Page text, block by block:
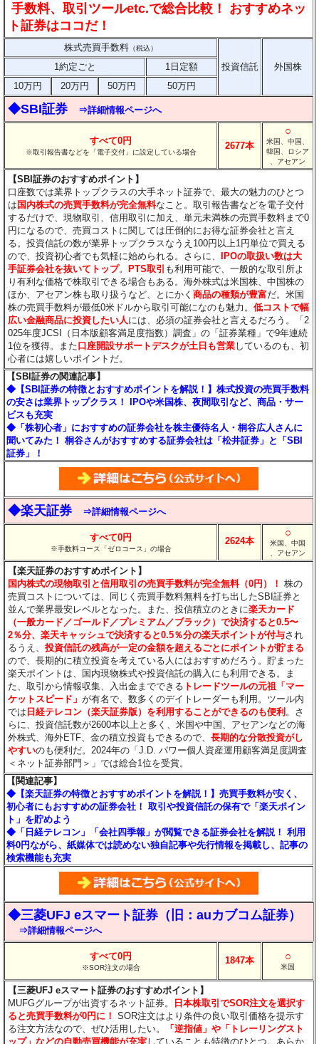
手数料、取引ツールetc.で総合比較！ おすすめネッ
ト証券はココだ！
株式売買手数料 （税込）
投資信託 外国株
1約定ごと
1日定額
10万円
20万円 50万円 50万円
◆SBI証券 ⇒詳細情報ページへ
すべて0円
※取引報告書などを「電子交付」に設定している場合
2677本
○
米国、中国、
韓国、ロシア
、アセアン
【SBI証券のおすすめポイント】
口座数では業界トップクラスの大手ネット証券で、最大の魅力のひとつ
は 国内株式の売買手数料が完全無料なこと。取引報告書などを電子交付
するだけで、現物取引、信用取引に加え、単元未満株の売買手数料まで0
円になるので、売買コストに関しては圧倒的にお得な証券会社と言え
る。投資信託の数が業界トップクラスなうえ100円以上1円単位で買える
ので、投資初心者でも気軽に始められる。さらに、
IPOの取扱い数は大
手証券会社を抜いてトップ。 PTS取引 も利用可能で、一般的な取引所よ
り有利な価格で株取引できる場合もある。海外株式は米国株、中国株の
ほか、アセアン株も取り扱うなど、とにかく商品の種類が豊富だ。米国
株の売買手数料が最低0米ドルから取引可能になのも魅力。低コストで幅
広い金融商品に投資したい人 には、必須の証券会社と言えるだろう。「2
025年度JCSI（日本版顧客満足度指数）調査」の「証券業種」で9年連続
1位を獲得。また口座開設サポートデスクが土日も営業しているのも、初
心者には嬉しいポイントだ。
【SBI証券の関連記事】
◆【SBI証券の特徴とおすすめポイントを解説！】株式投資の売買手数料
の安さは業界トップクラス！ IPOや米国株、夜間取引など、商品・サー
ビスも充実
◆「株初心者」におすすめの証券会社を株主優待名人・桐谷広人さんに
聞いてみた！ 桐谷さんがおすすめする証券会社は「松井証券」と「SBI
証券」！
◆楽天証券 ⇒詳細情報ページへ
すべて0円
※手数料コース「ゼロコース」の場合
2624本
○
米国、中国
、アセアン
【楽天証券のおすすめポイント】
国内株式の現物取引と信用取引の売買手数料が完全無料（0円）！ 株の
売買コストについては、同じく売買手数料無料を打ち出したSBI証券と
並んで業界最安レベルとなった。また、投信積立のときに楽天カード
（一般カード／ゴールド／プレミアム／ブラック）で決済すると0.5〜
2％分、楽天キャッシュで決済すると0.5％分の楽天ポイントが付与され
るうえ、投資信託の残高が一定の金額を超えるごとにポイントが貯まる
ので、長期的に積立投資を考えている人にはおすすめだろう。貯まった
楽天ポイントは、国内現物株式や投資信託の購入にも利用できる。ま
た、取引から情報収集、入出金までできる トレードツールの元祖「マー
ケットスピード」が有名で、数多くのデイトレーダーも利用。ツール内
では 日経テレコン（楽天証券版）を利用することができるのも便利 。さ
らに、投資信託数が2600本以上と多く、米国や中国、アセアンなどの海
外株式、海外ETF、金の積立投資もできるので、長期的な分散投資がし
やすいのも便利だ。2024年の「J.D. パワー個人資産運用顧客満足度調査
＜ネット証券部門＞」では総合1位を受賞。
【関連記事】
◆【楽天証券の特徴とおすすめポイントを解説！】売買手数料が安く、
初心者にもおすすめの証券会社！ 取引や投資信託の保有で「楽天ポイン
ト」を貯めよう
◆「日経テレコン」「会社四季報」が閲覧できる証券会社を解説！ 利用
料0円ながら、紙媒体では読めない独自記事や先行情報を掲載し、記事の
検索機能も充実
◆三菱UFJ eスマート証券（旧：auカブコム証券）
⇒詳細情報ページへ
すべて0円
※SOR注文の場合
1847本 ○
米国
【三菱UFJ eスマート証券のおすすめポイント】
MUFGグループが出資するネット証券。
日本株取引でSOR注文を選択す
ると売買手数料が0円に！ SOR注文はより条件の良い取引価格を提示す
る注文方法なので、ぜひ活用したい。
「逆指値」や「トレーリングスト
ップ」などの自動売買機能が充実していることも特徴のひとつ。あらか